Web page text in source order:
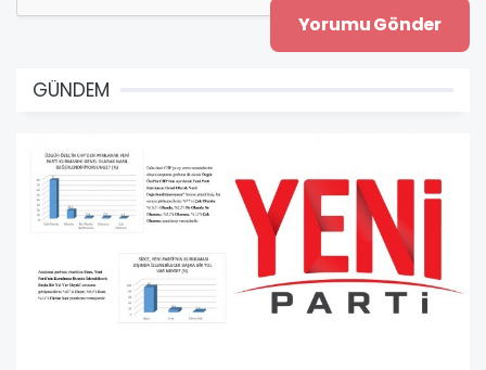
GÜNDEM